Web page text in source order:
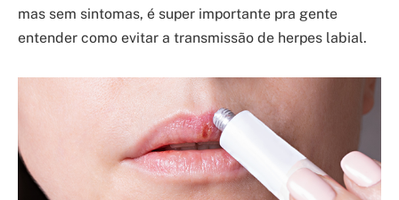
mas sem sintomas, é super importante pra gente
entender como evitar a transmissão de herpes labial.